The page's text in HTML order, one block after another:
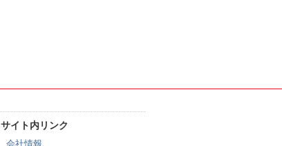
サイト内リンク
会社情報